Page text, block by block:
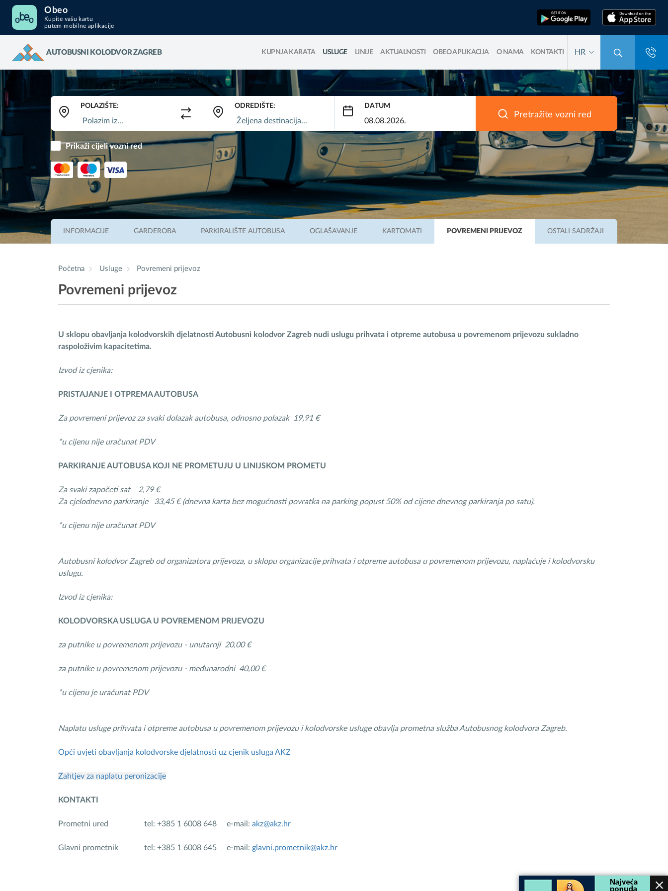
Obeo
Kupite vašu kartu
putem mobilne aplikacije
AUTOBUSNI KOLODVOR ZAGREB KUPNJA KARATA USLUGE LINIJE AKTUALNOSTI OBEO APLIKACIJA O NAMA KONTAKTI HR
POLAZIŠTE: ODREDIŠTE: DATUM
Pretražite vozni red
Prikaži cijeli vozni red
INFORMACIJE GARDEROBA PARKIRALIŠTE AUTOBUSA OGLAŠAVANJE KARTOMATI POVREMENI PRIJEVOZ OSTALI SADRŽAJI
Početna Usluge Povremeni prijevoz
Povremeni prijevoz
U sklopu obavljanja kolodvorskih djelatnosti Autobusni kolodvor Zagreb nudi uslugu prihvata i otpreme autobusa u povremenom prijevozu sukladno
raspoloživim kapacitetima.
Izvod iz cjenika:
PRISTAJANJE I OTPREMA AUTOBUSA
Za povremeni prijevoz za svaki dolazak autobusa, odnosno polazak 19,91 €
*u cijenu nije uračunat PDV
PARKIRANJE AUTOBUSA KOJI NE PROMETUJU U LINIJSKOM PROMETU
Za svaki započeti sat 2,79 €
Za cjelodnevno parkiranje 33,45 € (dnevna karta bez mogućnosti povratka na parking popust 50% od cijene dnevnog parkiranja po satu).
*u cijenu nije uračunat PDV
Autobusni kolodvor Zagreb od organizatora prijevoza, u sklopu organizacije prihvata i otpreme autobusa u povremenom prijevozu, naplaćuje i kolodvorsku
uslugu.
Izvod iz cjenika:
KOLODVORSKA USLUGA U POVREMENOM PRIJEVOZU
za putnike u povremenom prijevozu - unutarnji 20,00 €
za putnike u povremenom prijevozu - međunarodni 40,00 €
*u cijenu je uračunat PDV
Naplatu usluge prihvata i otpreme autobusa u povremenom prijevozu i kolodvorske usluge obavlja prometna služba Autobusnog kolodvora Zagreb.
Opći uvjeti obavljanja kolodvorske djelatnosti uz cjenik usluga AKZ
Zahtjev za naplatu peronizacije
KONTAKTI
Prometni ured tel: +385 1 6008 648 e-mail: akz@akz.hr
Glavni prometnik tel: +385 1 6008 645 e-mail: glavni.prometnik@akz.hr